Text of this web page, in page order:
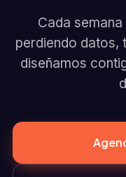
Cada
perdiendo datos,
diseñamos